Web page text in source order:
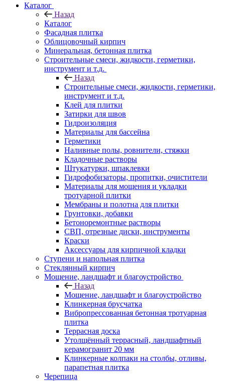
Каталог
Назад
Каталог
Фасадная плитка
Облицовочный кирпич
Минеральная, бетонная плитка
Строительные смеси, жидкости, герметики,
инструмент и т.д.
Назад
Строительные смеси, жидкости, герметики,
инструмент и т.д.
Клей для плитки
Затирки для швов
Гидроизоляция
Материалы для бассейна
Герметики
Наливные полы, ровнители, стяжки
Кладочные растворы
Штукатурки, шпаклевки
Гидрофобизаторы, пропитки, очистители
Материалы для мощения и укладки
тротуарной плитки
Мембраны и полотна для плитки
Грунтовки, добавки
Бетоноремонтные растворы
СВП, отрезные диски, инструменты
Краски
Аксессуары для кирпичной кладки
Ступени и напольная плитка
Cтеклянный кирпич
Мощение, ландшафт и благоустройство
Назад
Мощение, ландшафт и благоустройство
Клинкерная брусчатка
Вибропрессованная бетонная тротуарная
плитка
Террасная доска
Утолщённый террасный, ландшафтный
керамогранит 20 мм
Клинкерные колпаки на столбы, отливы,
парапетная плитка
Черепица